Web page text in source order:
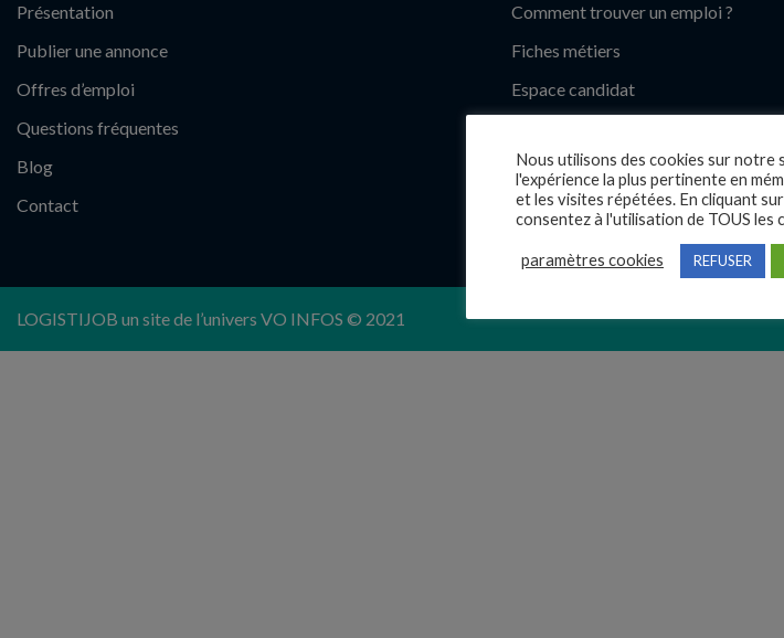
Présentation
Publier une annonce
Offres d’emploi
Questions fréquentes
Blog
Contact
Comment trouver un emploi ?
Fiches métiers
Espace candidat
Ils recrutent
Rédiger son CV
LOGISTIJOB un site de l’univers VO INFOS © 2021
Nous utilisons des cookies sur
l'expérience la plus pertinente en
et les visites répétées. En cliquant
consentez à l'utilisation de TOUS les
paramètres cookies REFUSER